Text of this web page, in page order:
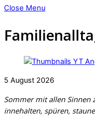
Close Menu
5 August 2026
Sommer mit allen Sinnen
innehalten, spüren,